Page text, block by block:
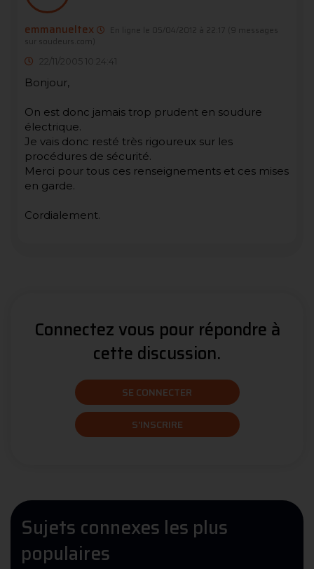
emmanueltex En ligne le 05/04/2012 à 22:17
(9 messages
sur soudeurs.com)
22/11/2005 10:24:41
Bonjour,
On est donc jamais trop prudent en soudure
électrique.
Je vais donc resté très rigoureux sur les
procédures de sécurité.
Merci pour tous ces renseignements et ces mises
en garde.
Cordialement.
Connectez vous pour répondre à
cette discussion.
SE CONNECTER
S'INSCRIRE
Sujets connexes les plus
populaires